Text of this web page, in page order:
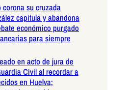
corona su cruzada
capitula y abandona
económico purgado
para siempre
en acto de jura de
Civil al recordar a
en Huelva;